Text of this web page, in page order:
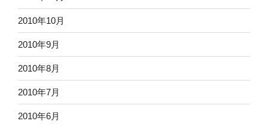
2010年10月
2010年9月
2010年8月
2010年7月
2010年6月